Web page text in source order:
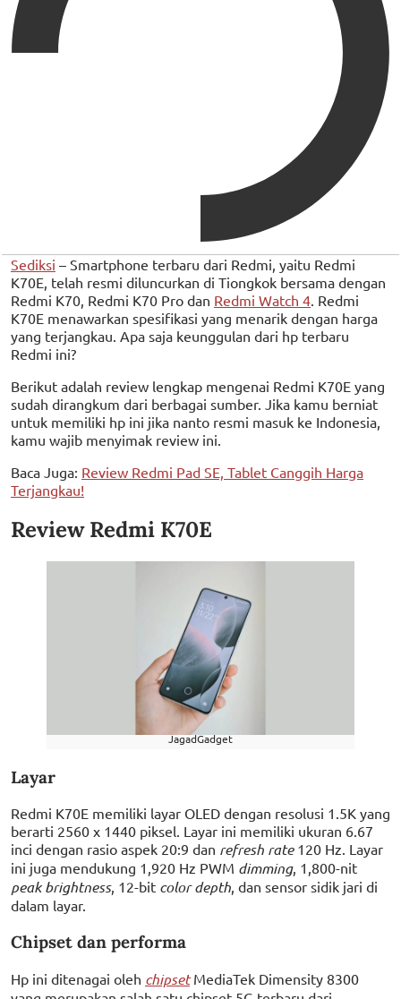
Sediksi – Smartphone terbaru dari Redmi, yaitu Redmi
K70E, telah resmi diluncurkan di Tiongkok bersama dengan
Redmi K70, Redmi K70 Pro dan Redmi Watch 4 . Redmi
K70E menawarkan spesifikasi yang menarik dengan harga
yang terjangkau. Apa saja keunggulan dari hp terbaru
Redmi ini?
Berikut adalah review lengkap mengenai Redmi K70E yang
sudah dirangkum dari berbagai sumber. Jika kamu berniat
untuk memiliki hp ini jika nanto resmi masuk ke Indonesia,
kamu wajib menyimak review ini.
Baca Juga: Review Redmi Pad SE, Tablet Canggih Harga
Terjangkau!
Review Redmi K70E
JagadGadget
Layar
Redmi K70E memiliki layar OLED dengan resolusi 1.5K yang
berarti 2560 x 1440 piksel. Layar ini memiliki ukuran 6.67
inci dengan rasio aspek 20:9 dan refresh rate 120 Hz. Layar
ini juga mendukung 1,920 Hz PWM dimming, 1,800-nit
peak brightness, 12-bit color depth, dan sensor sidik jari di
dalam layar.
Chipset dan performa
Hp ini ditenagai oleh chipset MediaTek Dimensity 8300